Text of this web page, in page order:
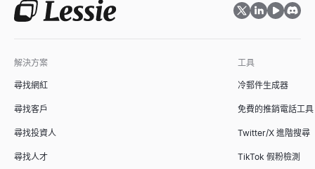
解決方案
尋找網紅
尋找客戶
尋找投資人
尋找人才
工具
冷郵件生成器
免費的推銷電話工具
Twitter/X 進階搜尋
TikTok 假粉檢測